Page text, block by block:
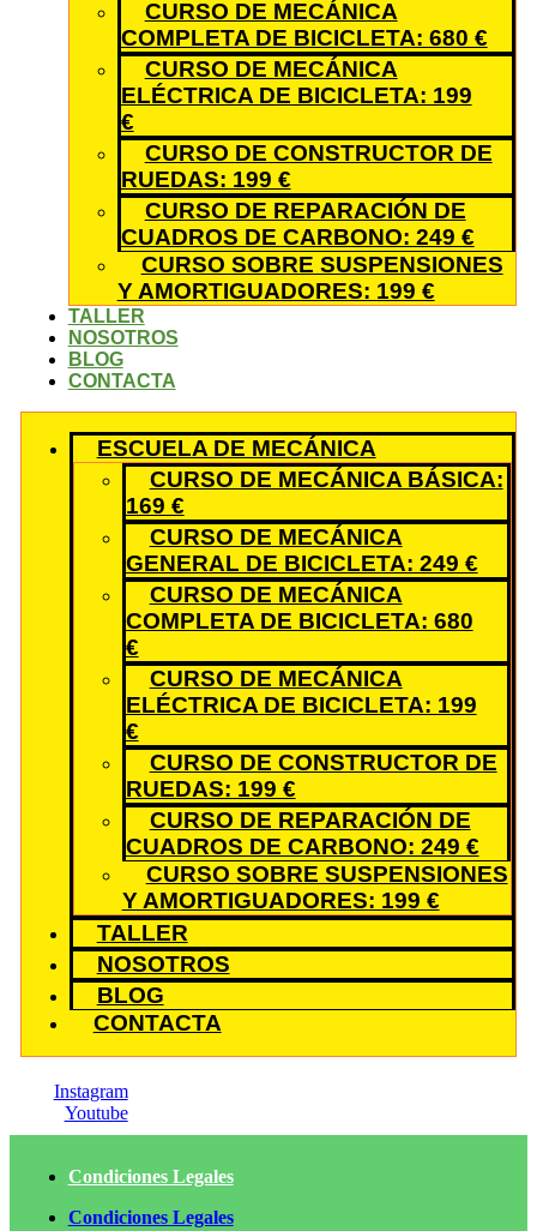
CURSO DE MECÁNICA
COMPLETA DE BICICLETA: 680 €
CURSO DE MECÁNICA
ELÉCTRICA DE BICICLETA: 199
€
CURSO DE CONSTRUCTOR DE
RUEDAS: 199 €
CURSO DE REPARACIÓN DE
CUADROS DE CARBONO: 249 €
CURSO SOBRE SUSPENSIONES
Y AMORTIGUADORES: 199 €
TALLER
NOSOTROS
BLOG
CONTACTA
ESCUELA DE MECÁNICA
CURSO DE MECÁNICA BÁSICA:
169 €
CURSO DE MECÁNICA
GENERAL DE BICICLETA: 249 €
CURSO DE MECÁNICA
COMPLETA DE BICICLETA: 680
€
CURSO DE MECÁNICA
ELÉCTRICA DE BICICLETA: 199
€
CURSO DE CONSTRUCTOR DE
RUEDAS: 199 €
CURSO DE REPARACIÓN DE
CUADROS DE CARBONO: 249 €
CURSO SOBRE SUSPENSIONES
Y AMORTIGUADORES: 199 €
TALLER
NOSOTROS
BLOG
CONTACTA
Instagram
Youtube
Condiciones Legales
Condiciones Legales